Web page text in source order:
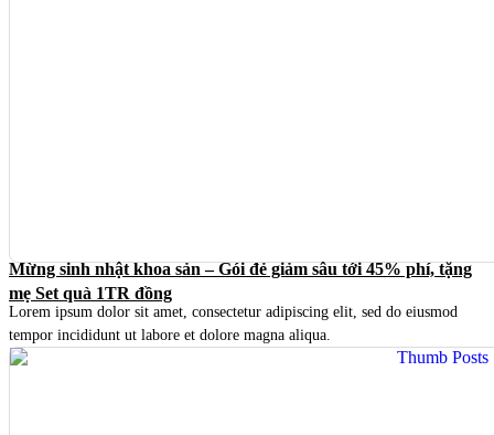
Mừng sinh nhật khoa sản – Gói đẻ giảm sâu tới 45% phí, tặng
mẹ Set quà 1TR đồng
Lorem ipsum dolor sit amet, consectetur adipiscing elit, sed do eiusmod
tempor incididunt ut labore et dolore magna aliqua.